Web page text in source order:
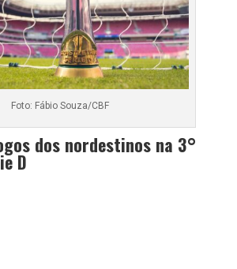
Foto: Fábio Souza/CBF
dos nordestinos na 3°
D